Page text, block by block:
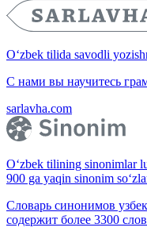
O‘zbek tilida savodli
С нами вы научитесь
sarlavha.com
O‘zbek tilining sinonimlar
900 ga yaqin sinonim
Словарь синонимов
содержит более 3300